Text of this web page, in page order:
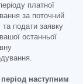
платної
за поточний
та подати заявку
останньої
наступним